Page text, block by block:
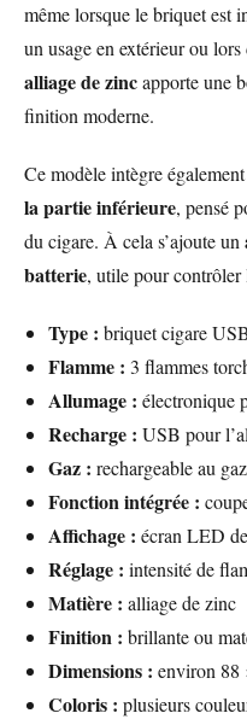
même lorsque le briquet est
un usage en extérieur ou
alliage de zincapporte une
finition moderne.
Ce modèle intègre
la partie inférieure, pensé
du cigare. À cela s’ajoute un
batterie, utile pour contrôler
Type : briquet cigare
Flamme : 3 flammes
Allumage : électronique
Recharge : USB pour
Gaz : rechargeable au
Fonction intégrée :
Affichage : écran LED
Réglage : intensité de
Matière : alliage de zinc
Finition : brillante ou
Dimensions : environ 88
Coloris : plusieurs